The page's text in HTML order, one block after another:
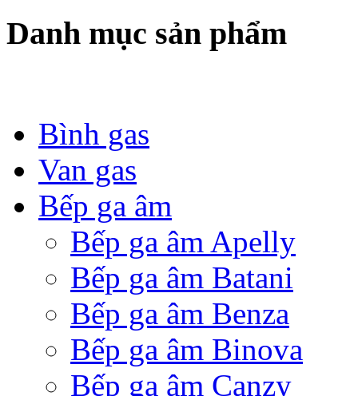
Danh mục sản phẩm
Bình gas
Van gas
Bếp ga âm
Bếp ga âm Apelly
Bếp ga âm Batani
Bếp ga âm Benza
Bếp ga âm Binova
Bếp ga âm Canzy